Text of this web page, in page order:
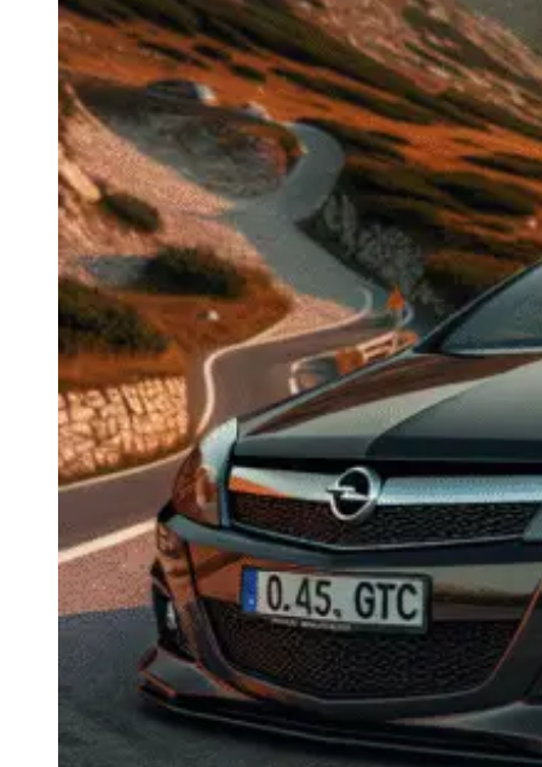
Navigatie Duster 2011
Navigatie Duster 2019
Audi
Navigatie Audi A3 8p
Navigatie Audi A4
Navigatie Audi A4 B6
Navigatie Audi A4 B7
Navigatie Audi A4 B8
Navigatie Audi A5
Navigatie Audi A6 C5
Navigatie Audi A6 C6
Navigatie Audi A6 C7
Navigatie Audi Q5
Ford
Navigație Ford Fiesta
Navigație Ford Focus 1
Navigație Ford Focus 2
Navigație Ford Focus MK3
Navigație Ford Mondeo MK3
Navigație Ford Mondeo MK4
Navigație Ford Transit
Mercedes
Navigație Mercedes C Class W203
Navigație Mercedes C Class W204
Navigație Mercedes W203
Navigație Mercedes W204
Navigație Mercedes W211
Navigație Mercedes Sprinter
Passat
Navigație Passat B5
Navigație Passat B5 5
Navigație Passat B6
Navigație Passat B7
Navigație Passat B8
Navigație Passat CC